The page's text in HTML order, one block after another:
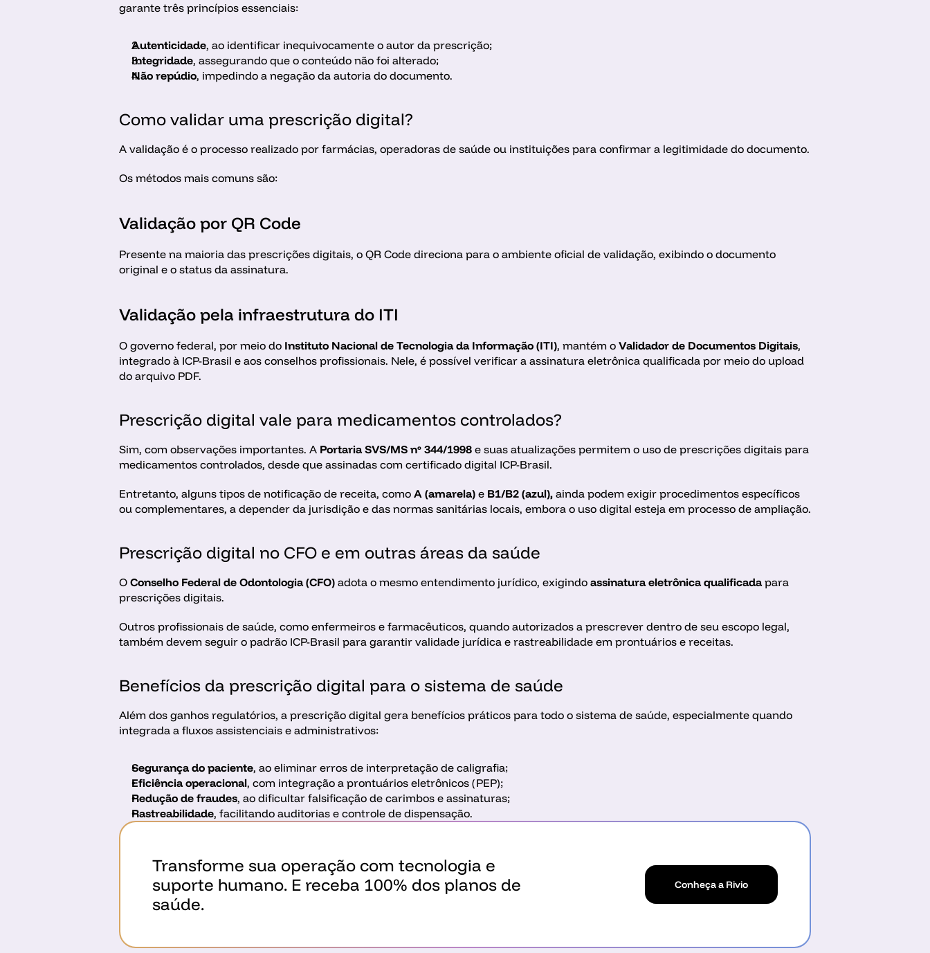
garante três princípios essenciais:
Autenticidade, ao identificar inequivocamente o autor da prescrição;
Integridade, assegurando que o conteúdo não foi alterado;
Não repúdio, impedindo a negação da autoria do documento.
Como validar uma prescrição digital?
A validação é o processo realizado por farmácias, operadoras de saúde ou instituições para confirmar a legitimidade do documento.
Os métodos mais comuns são:
Validação por QR Code
Presente na maioria das prescrições digitais, o QR Code direciona para o ambiente oficial de validação, exibindo o documento
original e o status da assinatura.
Validação pela infraestrutura do ITI
O governo federal, por meio do Instituto Nacional de Tecnologia da Informação (ITI), mantém o Validador de Documentos Digitais,
integrado à ICP-Brasil e aos conselhos profissionais. Nele, é possível verificar a assinatura eletrônica qualificada por meio do upload
do arquivo PDF.
Prescrição digital vale para medicamentos controlados?
Sim, com observações importantes. A Portaria SVS/MS nº 344/1998 e suas atualizações permitem o uso de prescrições digitais para
medicamentos controlados, desde que assinadas com certificado digital ICP-Brasil.
Entretanto, alguns tipos de notificação de receita, como A (amarela) e B1/B2 (azul), ainda podem exigir procedimentos específicos
ou complementares, a depender da jurisdição e das normas sanitárias locais, embora o uso digital esteja em processo de ampliação.
Prescrição digital no CFO e em outras áreas da saúde
O Conselho Federal de Odontologia (CFO) adota o mesmo entendimento jurídico, exigindo assinatura eletrônica qualificada para
prescrições digitais.
Outros profissionais de saúde, como enfermeiros e farmacêuticos, quando autorizados a prescrever dentro de seu escopo legal,
também devem seguir o padrão ICP-Brasil para garantir validade jurídica e rastreabilidade em prontuários e receitas.
Benefícios da prescrição digital para o sistema de saúde
Além dos ganhos regulatórios, a prescrição digital gera benefícios práticos para todo o sistema de saúde, especialmente quando
integrada a fluxos assistenciais e administrativos:
Segurança do paciente, ao eliminar erros de interpretação de caligrafia;
Eficiência operacional, com integração a prontuários eletrônicos (PEP);
Redução de fraudes, ao dificultar falsificação de carimbos e assinaturas;
Rastreabilidade, facilitando auditorias e controle de dispensação.
Transforme sua operação com tecnologia e
suporte humano. E receba 100% dos planos de
saúde.
Conheça a Rivio